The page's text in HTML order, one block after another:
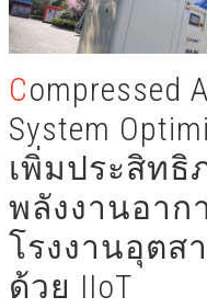
Compressed Air
System
เพิ่มประสิทธิ
พลังงานอาก
โรงงานอุตส
ด้วย IIoT